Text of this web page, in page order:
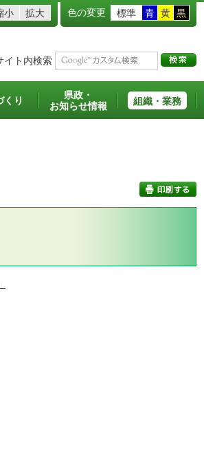
小 拡大 色の変更 標準 青 黄 黒
イト内検索
くり
県政・
お知らせ情報
組織・業務